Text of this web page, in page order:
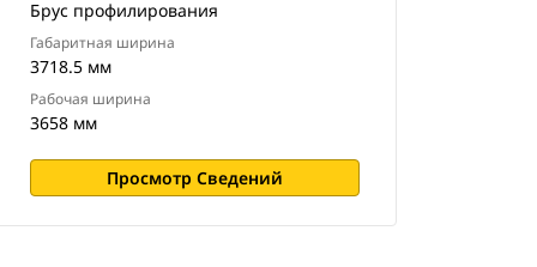
Брус профилирования
Габаритная ширина
3718.5 мм
Рабочая ширина
3658 мм
Просмотр Сведений